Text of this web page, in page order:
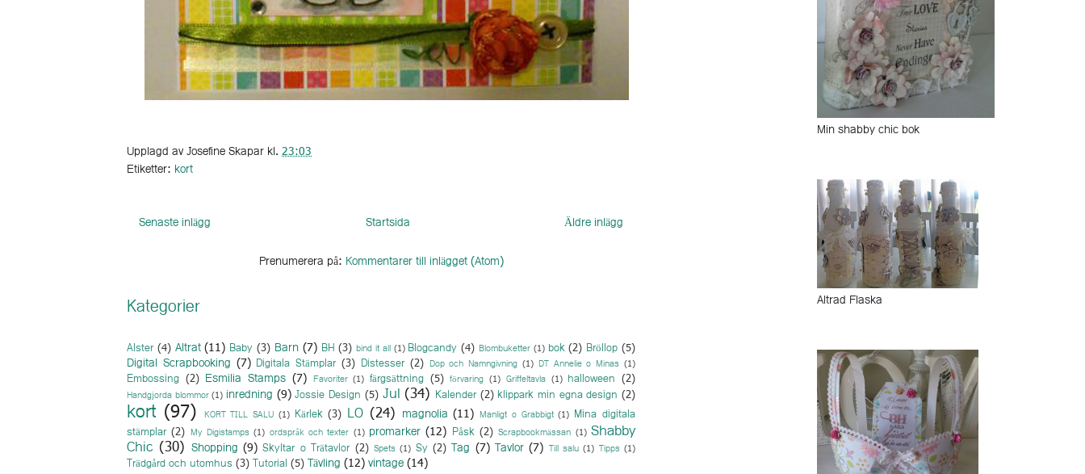
Upplagd avJosefine Skapar kl. 23:03
Etiketter: kort
Senaste inlägg Äldre inlägg
Startsida
Prenumerera på: Kommentarer till inlägget (Atom)
Kategorier
Alster (4) Altrat (11) Baby (3) Barn (7) BH (3) bind it all (1) Blogcandy (4) Blombuketter (1) bok (2) Bröllop (5)
Digital Scrapbooking (7) Digitala Stämplar (3) Distesser (2) Dop och Namngivning (1) DT Annelie o Minas (1)
Embossing (2) Esmilia Stamps (7) Favoriter (1) färgsättning (5) förvaring (1) Griffeltavla (1) halloween (2)
Handgjorda blommor (1) inredning (9) Jossie Design (5) Jul (34) Kalender (2) klippark min egna design (2)
kort (97) KORT TILL SALU (1) Kärlek (3) LO (24) magnolia (11) Manligt o Grabbigt (1) Mina digitala
stämplar (2) My Digistamps (1) ordspråk och texter (1) promarker (12) Påsk (2) Scrapbookmässan (1) Shabby
Chic (30) Shopping (9) Skyltar o Trätavlor (2) Spets (1) Sy (2) Tag (7) Tavlor (7) Till salu (1) Tipps (1)
Trädgård och utomhus (3) Tutorial (5) Tävling (12)vintage(14)
Min shabby chic bok
Altrad Flaska